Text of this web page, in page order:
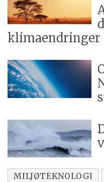
klimaendringer
MILJØTEKNOLOGI